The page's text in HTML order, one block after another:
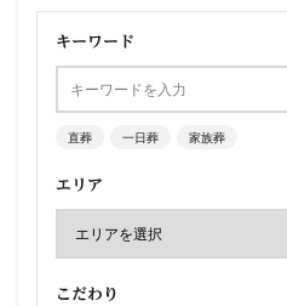
キーワード
直葬 一日葬 家族葬
エリア
こだわり